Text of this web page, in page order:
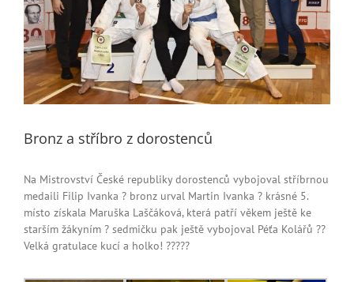
Bronz a stříbro z dorostenců
Na Mistrovství České republiky dorostenců vybojoval stříbrnou
medaili Filip Ivanka ? bronz urval Martin Ivanka ? krásné 5.
místo získala Maruška Laščáková, která patří věkem ještě ke
starším žákyním ? sedmičku pak ještě vybojoval Péťa Kolářů ??
Velká gratulace kucí a holko! ?????